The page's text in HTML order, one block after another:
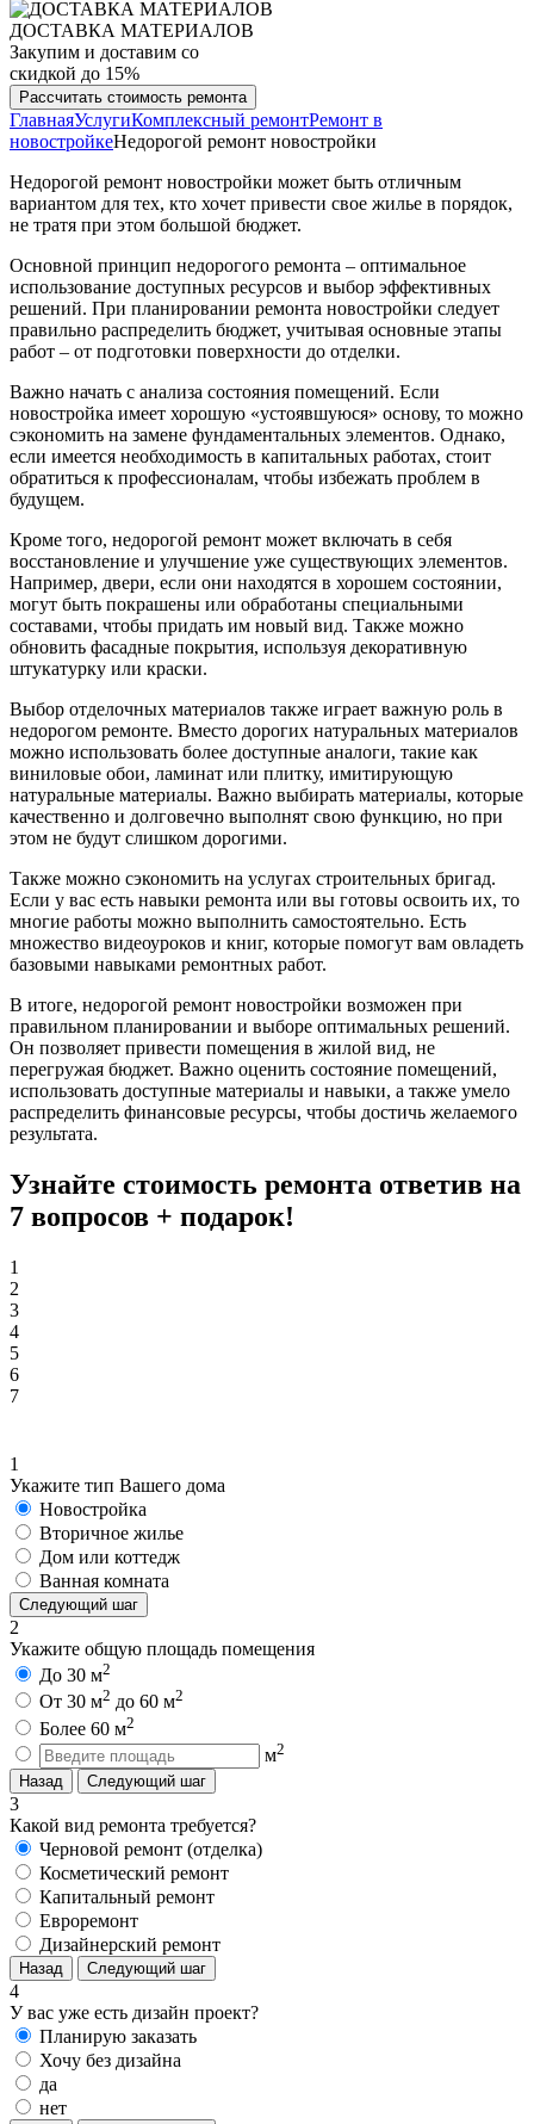
ДОСТАВКА МАТЕРИАЛОВ
Закупим и доставим со
скидкой до 15%
Рассчитать стоимость ремонта
ГлавнаяУслугиКомплексный ремонтРемонт в
новостройкеНедорогой ремонт новостройки
Недорогой ремонт новостройки может быть отличным
вариантом для тех, кто хочет привести свое жилье в порядок,
не тратя при этом большой бюджет.
Основной принцип недорогого ремонта – оптимальное
использование доступных ресурсов и выбор эффективных
решений. При планировании ремонта новостройки следует
правильно распределить бюджет, учитывая основные этапы
работ – от подготовки поверхности до отделки.
Важно начать с анализа состояния помещений. Если
новостройка имеет хорошую «устоявшуюся» основу, то можно
сэкономить на замене фундаментальных элементов. Однако,
если имеется необходимость в капитальных работах, стоит
обратиться к профессионалам, чтобы избежать проблем в
будущем.
Кроме того, недорогой ремонт может включать в себя
восстановление и улучшение уже существующих элементов.
Например, двери, если они находятся в хорошем состоянии,
могут быть покрашены или обработаны специальными
составами, чтобы придать им новый вид. Также можно
обновить фасадные покрытия, используя декоративную
штукатурку или краски.
Выбор отделочных материалов также играет важную роль в
недорогом ремонте. Вместо дорогих натуральных материалов
можно использовать более доступные аналоги, такие как
виниловые обои, ламинат или плитку, имитирующую
натуральные материалы. Важно выбирать материалы, которые
качественно и долговечно выполнят свою функцию, но при
этом не будут слишком дорогими.
Также можно сэкономить на услугах строительных бригад.
Если у вас есть навыки ремонта или вы готовы освоить их, то
многие работы можно выполнить самостоятельно. Есть
множество видеоуроков и книг, которые помогут вам овладеть
базовыми навыками ремонтных работ.
В итоге, недорогой ремонт новостройки возможен при
правильном планировании и выборе оптимальных решений.
Он позволяет привести помещения в жилой вид, не
перегружая бюджет. Важно оценить состояние помещений,
использовать доступные материалы и навыки, а также умело
распределить финансовые ресурсы, чтобы достичь желаемого
результата.
Узнайте стоимость ремонта ответив на
7 вопросов + подарок!
1
2
3
4
5
6
7
1
Укажите тип Вашего дома
Новостройка
Вторичное жилье
Дом или коттедж
Ванная комната
Следующий шаг
2
Укажите общую площадь помещения
До 30 м2
От 30 м2 до 60 м2
Более 60 м2
м2
Назад
Следующий шаг
3
Какой вид ремонта требуется?
Черновой ремонт (отделка)
Косметический ремонт
Капитальный ремонт
Евроремонт
Дизайнерский ремонт
Назад Следующий шаг
4
У вас уже есть дизайн проект?
Планирую заказать
Хочу без дизайна
да
нет